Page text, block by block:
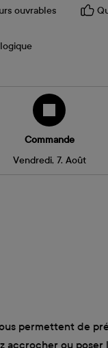
ouvrables
Commande
Vendredi, 7. Août
permettent de
ou poser